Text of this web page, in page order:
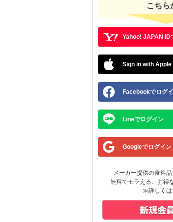
こちら
Yahoo! JAPAN ID
Sign in with Apple
Facebookでログ
Lineでログイン
Googleでログイン
メーカー提供の食料
無料でモラえる、お得
≫詳しくは